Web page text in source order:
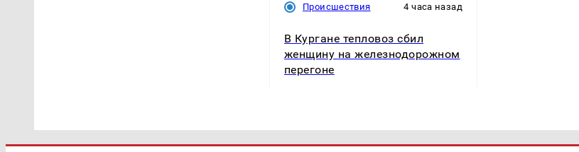
Происшествия 4 часа назад
В Кургане тепловоз сбил
женщину на железнодорожном
перегоне